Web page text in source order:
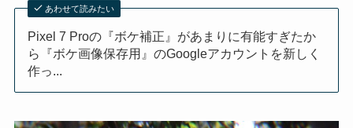
あわせて読みたい
Pixel 7 Proの『ボケ補正』があまりに有能すぎたか
ら『ボケ画像保存用』のGoogleアカウントを新しく
作っ...